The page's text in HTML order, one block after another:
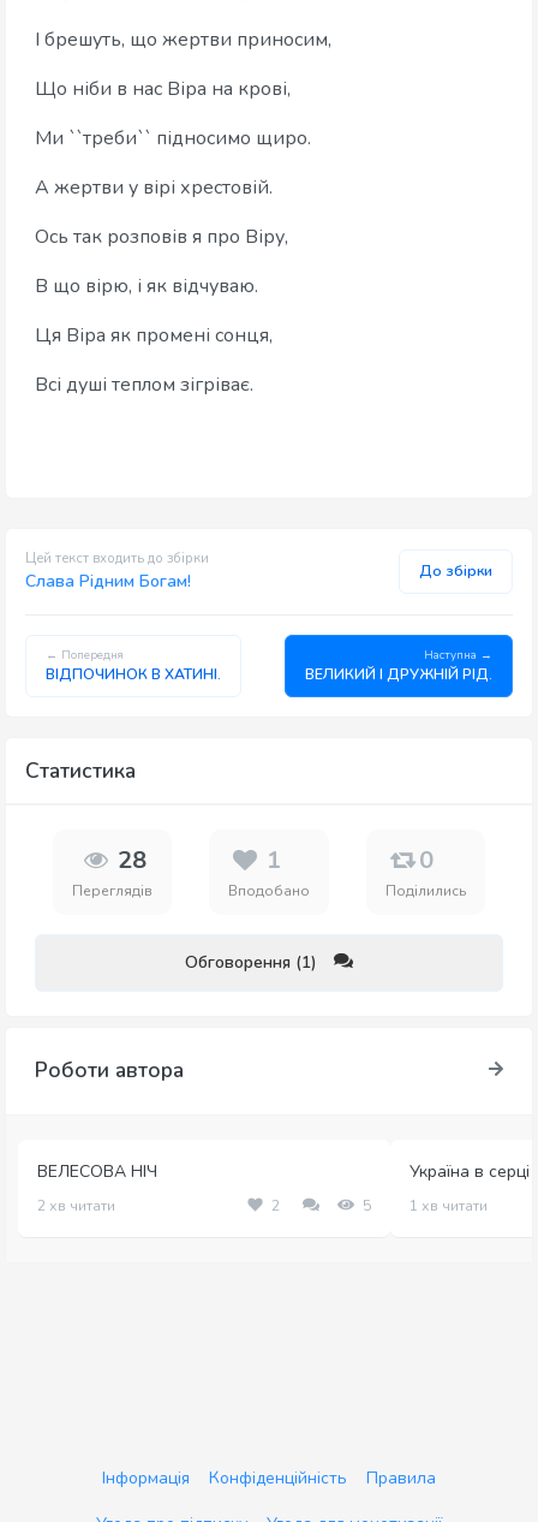
І брешуть, що жертви приносим,
Що ніби в нас Віра на крові,
Ми ``треби`` підносимо щиро.
А жертви у вірі хрестовій.
Ось так розповів я про Віру,
В що вірю, і як відчуваю.
Ця Віра як промені сонця,
Всі душі теплом зігріває.
Цей текст входить до збірки
Слава Рідним Богам! До збірки
← Попередня
ВІДПОЧИНОК В ХАТИНІ.
Наступна →
ВЕЛИКИЙ І ДРУЖНІЙ РІД.
Статистика
28
Переглядів
1
Вподобано
0
Поділились
Обговорення (1)
Роботи автора
ВЕЛЕСОВА НІЧ
2 хв читати 2 5
Україна в серці
1 хв читати
Інформація Конфіденційність
Правила